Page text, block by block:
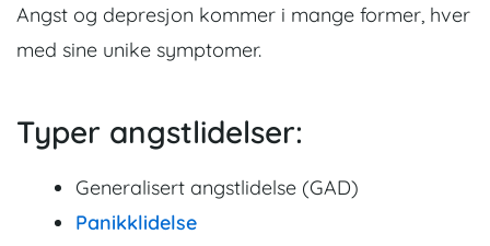
Angst og depresjon kommer i mange former, hver
med sine unike symptomer.
Typer angstlidelser:
Generalisert angstlidelse (GAD)
Panikklidelse